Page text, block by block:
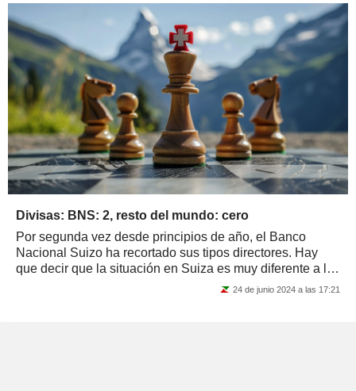
Divisas: BNS: 2, resto del mundo: cero
Por segunda vez desde principios de año, el Banco
Nacional Suizo ha recortado sus tipos directores. Hay
que decir que la situación en Suiza es muy diferente a la
24 de junio 2024 a las 17:21